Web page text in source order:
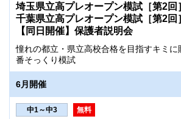
埼玉県立高プレオープン模試［第2回
千葉県立高プレオープン模試［第2回
【同日開催】保護者説明会
憧れの都立・県立高校合格を目指すキミに
番そっくり模試
6月開催
中1～中3 無料